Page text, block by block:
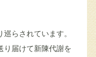
らされています。
り届けて新陳代謝を